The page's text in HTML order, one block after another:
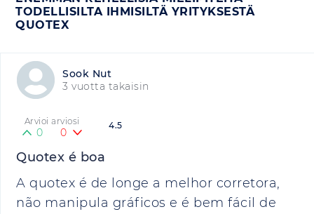
TODELLISILTA IHMISILTÄ YRITYKSESTÄ
QUOTEX
Sook Nut
3 vuotta takaisin
4.5
Arvioi arviosi
0 0
Quotex é boa
A quotex é de longe a melhor corretora,
não manipula gráficos e é bem fácil de